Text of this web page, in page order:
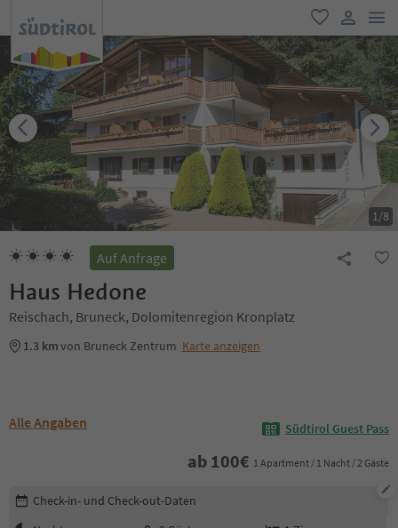
favorit
user link
1/8
Auf Anfrage
Haus Hedone
Reischach, Bruneck, Dolomitenregion Kronplatz
1.3 kmvon Bruneck Zentrum Karte anzeigen
Alle Angaben Südtirol Guest Pass
ab 100€ 1 Apartment / 1 Nacht / 2 Gäste
Buchungsdetails bearbeiten
Check-in- und Check-out-Daten